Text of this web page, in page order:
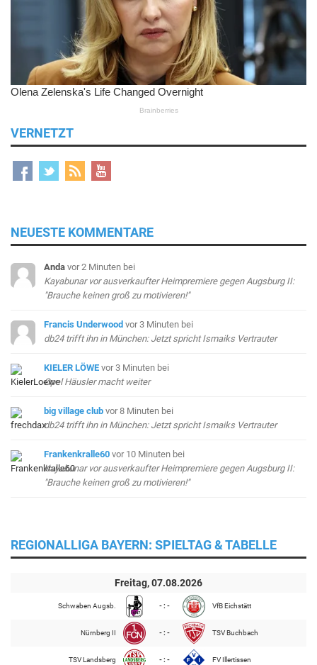
VERNETZT
NEUESTE KOMMENTARE
Anda vor 2 Minuten bei
Kayabunar vor ausverkaufter Heimpremiere gegen Augsburg II:
"Brauche keinen groß zu motivieren!"
Francis Underwood vor 3 Minuten bei
db24 trifft ihn in München: Jetzt spricht Ismaiks Vertrauter
KIELER LÖWE vor 3 Minuten bei
Opel Häusler macht weiter
big village club vor 8 Minuten bei
db24 trifft ihn in München: Jetzt spricht Ismaiks Vertrauter
Frankenkralle60 vor 10 Minuten bei
Kayabunar vor ausverkaufter Heimpremiere gegen Augsburg II:
"Brauche keinen groß zu motivieren!"
REGIONALLIGA BAYERN: SPIELTAG & TABELLE
Freitag, 07.08.2026
Schwaben Augsb. - : - VfB Eichstätt
Nürnberg II - : - TSV Buchbach
TSV Landsberg - : - FV Illertissen